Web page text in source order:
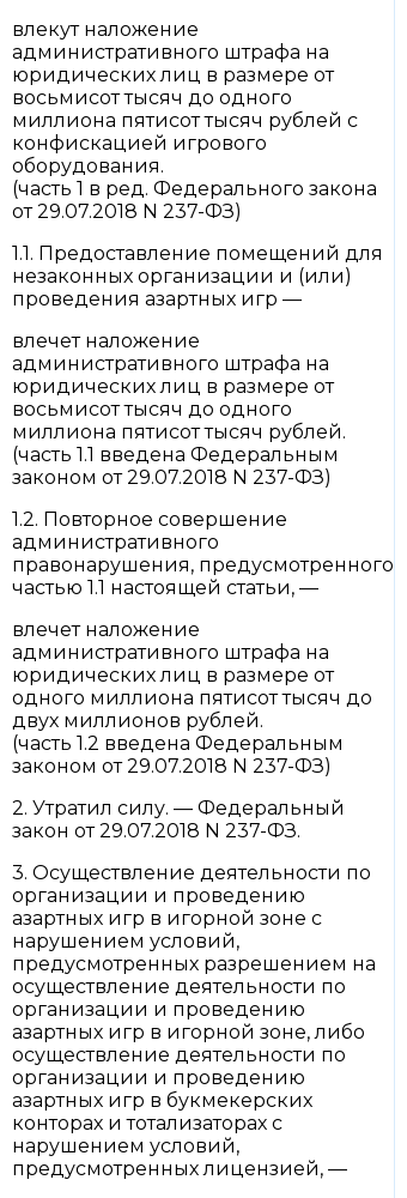
влекут наложение
административного штрафа на
юридических лиц в размере от
восьмисот тысяч до одного
миллиона пятисот тысяч рублей с
конфискацией игрового
оборудования.
(часть 1 в ред. Федерального закона
от 29.07.2018 N 237-ФЗ)
1.1. Предоставление помещений для
незаконных организации и (или)
проведения азартных игр —
влечет наложение
административного штрафа на
юридических лиц в размере от
восьмисот тысяч до одного
миллиона пятисот тысяч рублей.
(часть 1.1 введена Федеральным
законом от 29.07.2018 N 237-ФЗ)
1.2. Повторное совершение
административного
правонарушения, предусмотренного
частью 1.1 настоящей статьи, —
влечет наложение
административного штрафа на
юридических лиц в размере от
одного миллиона пятисот тысяч до
двух миллионов рублей.
(часть 1.2 введена Федеральным
законом от 29.07.2018 N 237-ФЗ)
2. Утратил силу. — Федеральный
закон от 29.07.2018 N 237-ФЗ.
3. Осуществление деятельности по
организации и проведению
азартных игр в игорной зоне с
нарушением условий,
предусмотренных разрешением на
осуществление деятельности по
организации и проведению
азартных игр в игорной зоне, либо
осуществление деятельности по
организации и проведению
азартных игр в букмекерских
конторах и тотализаторах с
нарушением условий,
предусмотренных лицензией, —